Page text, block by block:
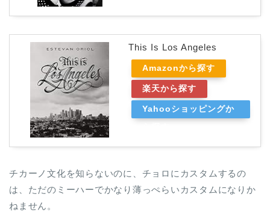
This Is Los Angeles
Amazonから探す
楽天から探す
Yahooショッピングか
チカーノ文化を知らないのに、チョロにカスタムするの
は、ただのミーハーでかなり薄っぺらいカスタムになりか
ねません。